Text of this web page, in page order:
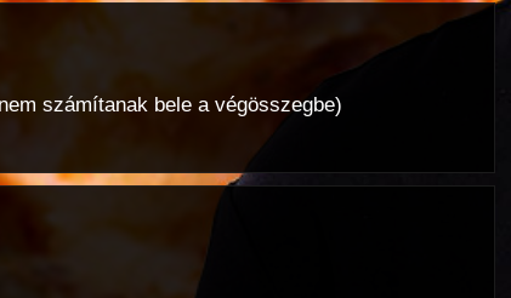
számítanak bele a végösszegbe)